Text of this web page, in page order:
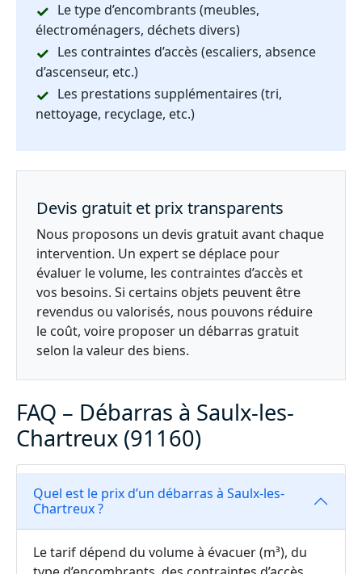
Le type d’encombrants (meubles,
électroménagers, déchets divers)
Les contraintes d’accès (escaliers, absence
d’ascenseur, etc.)
Les prestations supplémentaires (tri,
nettoyage, recyclage, etc.)
Devis gratuit et prix transparents
Nous proposons un devis gratuit avant chaque
intervention. Un expert se déplace pour
évaluer le volume, les contraintes d’accès et
vos besoins. Si certains objets peuvent être
revendus ou valorisés, nous pouvons réduire
le coût, voire proposer un débarras gratuit
selon la valeur des biens.
FAQ – Débarras à Saulx-les-
Chartreux (91160)
Quel est le prix d’un débarras à Saulx-les-
Chartreux ?
Le tarif dépend du volume à évacuer (m³), du